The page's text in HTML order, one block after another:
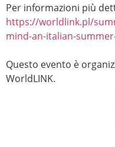
Per informazioni più
https://worldlink.pl/
mind-an-italian-
Questo evento è
WorldLINK.